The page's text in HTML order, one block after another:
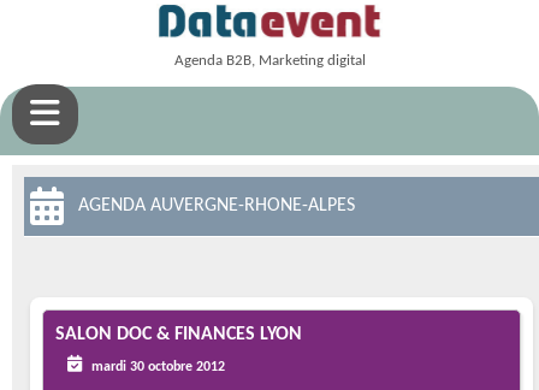
Agenda B2B, Marketing digital
AGENDA AUVERGNE-RHONE-ALPES
SALON DOC & FINANCES LYON
mardi 30 octobre 2012